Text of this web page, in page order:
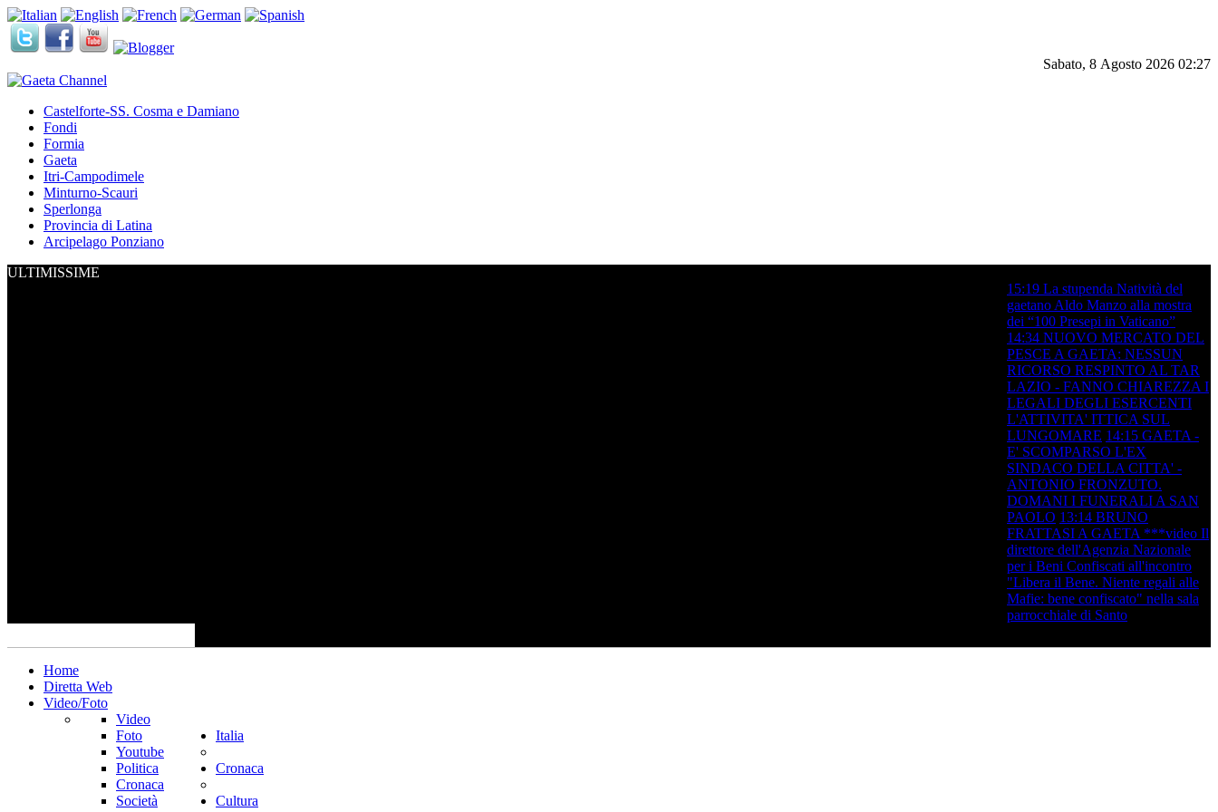
Sabato, 8 Agosto 2026 02:27
Castelforte-SS. Cosma e Damiano
Fondi
Formia
Gaeta
Itri-Campodimele
Minturno-Scauri
Sperlonga
Provincia di Latina
Arcipelago Ponziano
ULTIMISSIME
La stupenda Natività del gaetano
Aldo Manzo alla mostra dei “100 Presepi
in Vaticano”14:34NUOVO MERCATO
DEL PESCE A GAETA: NESSUN
RICORSO RESPINTO AL TAR
LAZIO - FANNO CHIAREZZA I
LEGALI DEGLI ESERCENTI
L'ATTIVITA' ITTICA SUL
LUNGOMARE 14:15GAETA - E'
SCOMPARSO L'EX SINDACO
DELLA CITTA' - ANTONIO
FRONZUTO. DOMANI I FUNERALI
A SAN PAOLO 13:14BRUNO
FRATTASI A GAETA ***video Il
direttore dell'Agenzia Nazionale per i
Beni Confiscati all'incontro "Libera il
Bene. Niente regali alle Mafie: bene
confiscato" nella sala parrocchiale di
Video/Foto
Youtube
Politica
Cronaca
Società
Scuola
Cronaca
Attualità
Cultura
Sport